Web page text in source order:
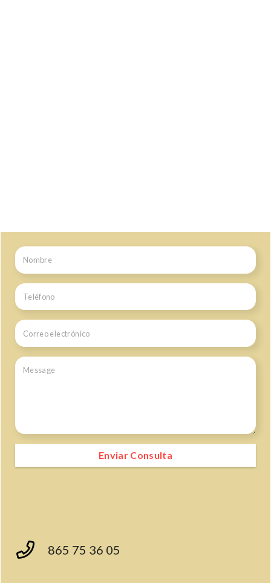
Enviar Consulta
865 75 36 05